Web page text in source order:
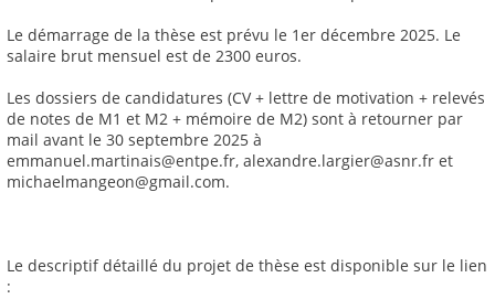
Le démarrage de la thèse est prévu le 1er décembre 2025. Le
salaire brut mensuel est de 2300 euros.
Les dossiers de candidatures (CV + lettre de motivation + relevés
de notes de M1 et M2 + mémoire de M2) sont à retourner par
mail avant le 30 septembre 2025 à
emmanuel.martinais@entpe.fr, alexandre.largier@asnr.fr et
michaelmangeon@gmail.com.
Le descriptif détaillé du projet de thèse est disponible sur le lien
: